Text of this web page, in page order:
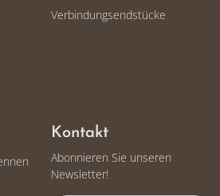
Verbindungsendstücke
Kontakt
Abonnieren Sie unseren
Newsletter!